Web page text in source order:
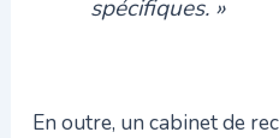
spécifiques. »
En outre, un cabinet de